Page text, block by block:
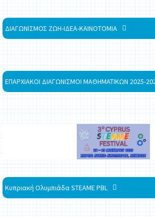
ΔΙΑΓΩΝΙΣΜΟΣ ΖΩΗ-ΙΔΕΑ-ΚΑΙΝΟΤΟΜΙΑ
ΕΠΑΡΧΙΑΚΟΙ ΔΙΑΓΩΝΙΣΜΟΙ ΜΑΘΗΜΑΤΙΚΩΝ 2025-
Κυπριακή Ολυμπιάδα STEAME PBL